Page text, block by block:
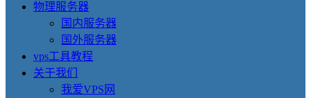
物理服务器
国内服务器
国外服务器
vps工具教程
关于我们
我爱VPS网